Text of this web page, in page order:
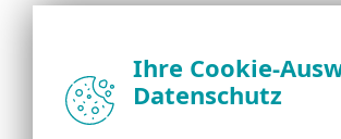
Ihre Cookie-
Datenschutz